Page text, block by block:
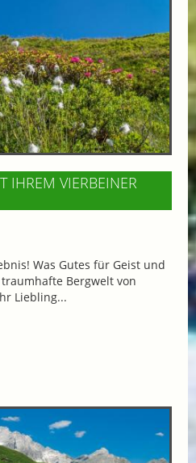
IHREM VIERBEINER
Was Gutes für Geist und
Bergwelt von
Liebling...